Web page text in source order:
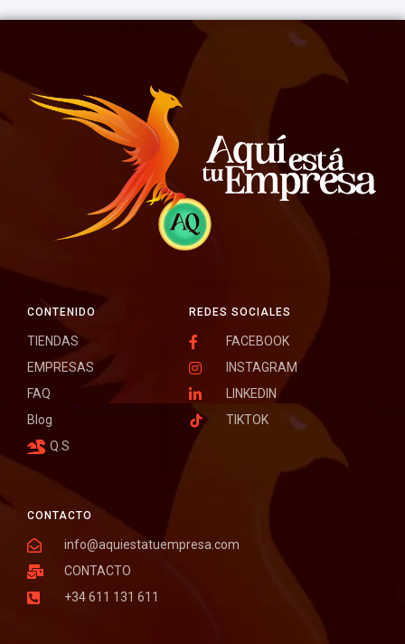
CONTACTO
info@aquiestatuempresa.com
CONTACTO
+34 611 131 611
REDES SOCIALES
FACEBOOK
INSTAGRAM
LINKEDIN
TIKTOK
CONTENIDO
TIENDAS
EMPRESAS
FAQ
Blog
Q.S